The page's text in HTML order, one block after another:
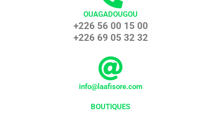
OUAGADOUGOU
+226 56 00 15 00
+226 69 05 32 32
info@laafisore.com
BOUTIQUES